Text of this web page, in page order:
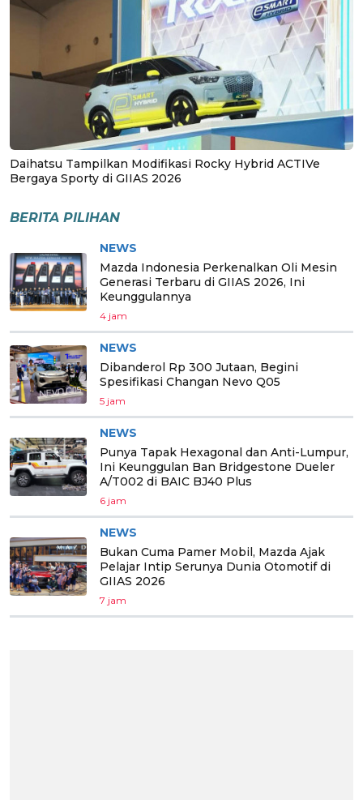
Daihatsu Tampilkan Modifikasi Rocky Hybrid ACTIVe
Bergaya Sporty di GIIAS 2026
BERITA PILIHAN
NEWS
Mazda Indonesia Perkenalkan Oli Mesin
Generasi Terbaru di GIIAS 2026, Ini
Keunggulannya
4 jam
NEWS
Dibanderol Rp 300 Jutaan, Begini
Spesifikasi Changan Nevo Q05
5 jam
NEWS
Punya Tapak Hexagonal dan Anti-Lumpur,
Ini Keunggulan Ban Bridgestone Dueler
A/T002 di BAIC BJ40 Plus
6 jam
NEWS
Bukan Cuma Pamer Mobil, Mazda Ajak
Pelajar Intip Serunya Dunia Otomotif di
GIIAS 2026
7 jam